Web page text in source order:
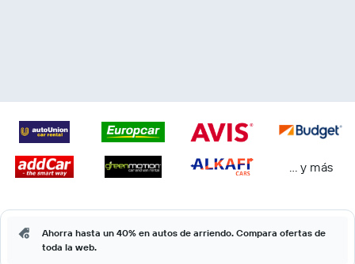
… y más
Ahorra hasta un 40% en autos de arriendo. Compara ofertas de
toda la web.